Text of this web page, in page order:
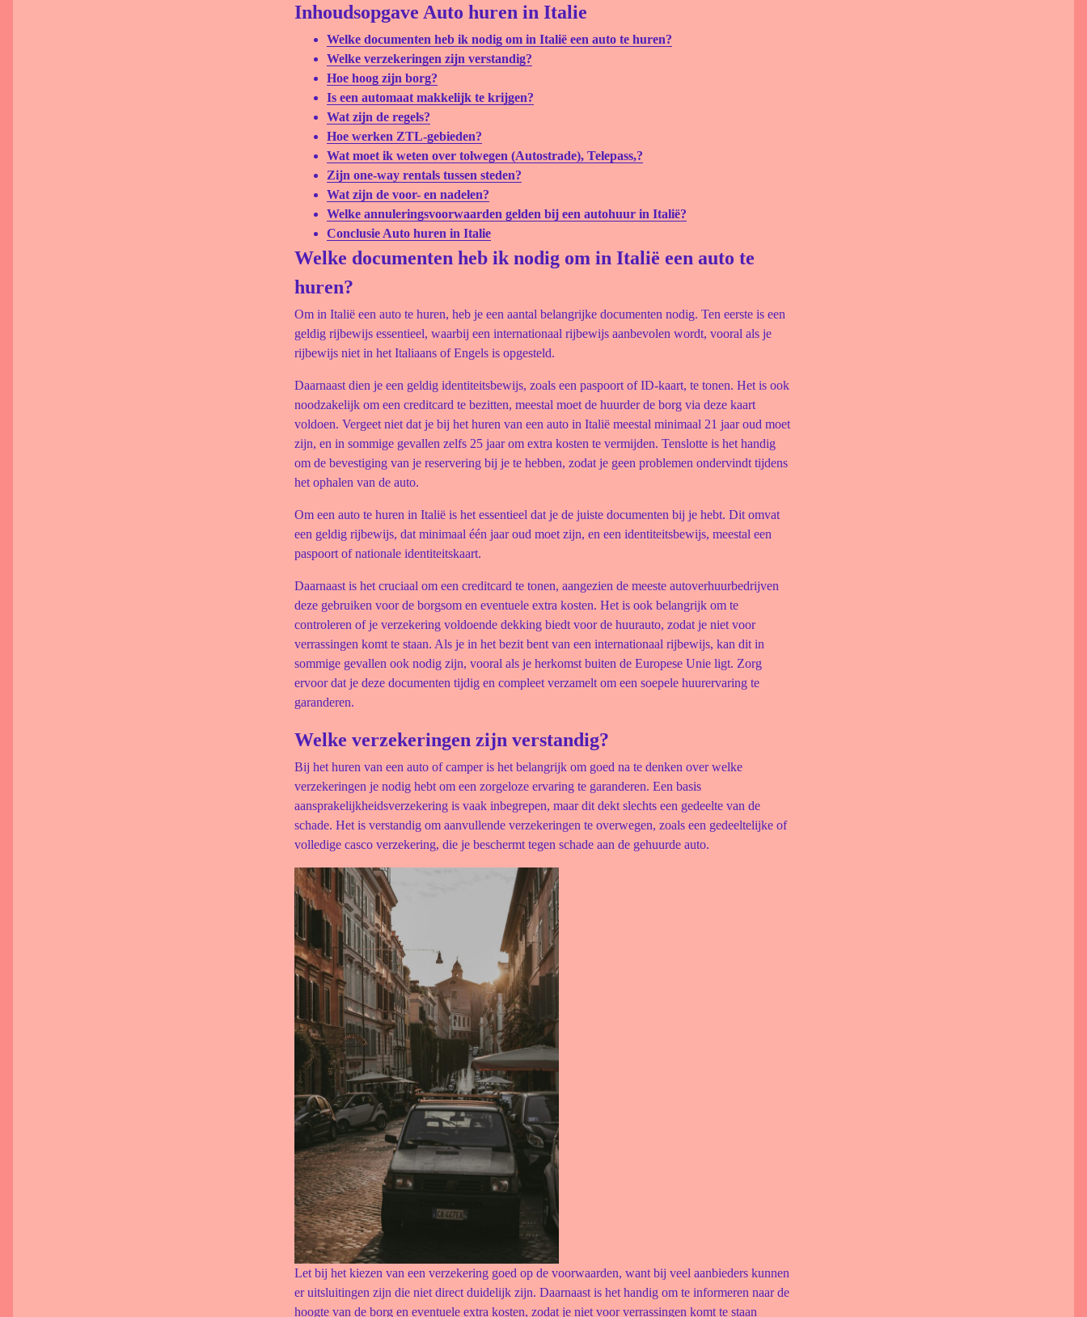
Inhoudsopgave Auto huren in Italie
Welke documenten heb ik nodig om in Italië een auto te huren?
Welke verzekeringen zijn verstandig?
Hoe hoog zijn borg?
Is een automaat makkelijk te krijgen?
Wat zijn de regels?
Hoe werken ZTL-gebieden?
Wat moet ik weten over tolwegen (Autostrade), Telepass,?
Zijn one-way rentals tussen steden?
Wat zijn de voor- en nadelen?
Welke annuleringsvoorwaarden gelden bij een autohuur in Italië?
Conclusie Auto huren in Italie
Welke documenten heb ik nodig om in Italië een auto te
huren?
Om in Italië een auto te huren, heb je een aantal belangrijke documenten nodig. Ten eerste is een
geldig rijbewijs essentieel, waarbij een internationaal rijbewijs aanbevolen wordt, vooral als je
rijbewijs niet in het Italiaans of Engels is opgesteld.
Daarnaast dien je een geldig identiteitsbewijs, zoals een paspoort of ID-kaart, te tonen. Het is ook
noodzakelijk om een creditcard te bezitten, meestal moet de huurder de borg via deze kaart
voldoen. Vergeet niet dat je bij het huren van een auto in Italië meestal minimaal 21 jaar oud moet
zijn, en in sommige gevallen zelfs 25 jaar om extra kosten te vermijden. Tenslotte is het handig
om de bevestiging van je reservering bij je te hebben, zodat je geen problemen ondervindt tijdens
het ophalen van de auto.
Om een auto te huren in Italië is het essentieel dat je de juiste documenten bij je hebt. Dit omvat
een geldig rijbewijs, dat minimaal één jaar oud moet zijn, en een identiteitsbewijs, meestal een
paspoort of nationale identiteitskaart.
Daarnaast is het cruciaal om een creditcard te tonen, aangezien de meeste autoverhuurbedrijven
deze gebruiken voor de borgsom en eventuele extra kosten. Het is ook belangrijk om te
controleren of je verzekering voldoende dekking biedt voor de huurauto, zodat je niet voor
verrassingen komt te staan. Als je in het bezit bent van een internationaal rijbewijs, kan dit in
sommige gevallen ook nodig zijn, vooral als je herkomst buiten de Europese Unie ligt. Zorg
ervoor dat je deze documenten tijdig en compleet verzamelt om een soepele huurervaring te
garanderen.
Welke verzekeringen zijn verstandig?
Bij het huren van een auto of camper is het belangrijk om goed na te denken over welke
verzekeringen je nodig hebt om een zorgeloze ervaring te garanderen. Een basis
aansprakelijkheidsverzekering is vaak inbegrepen, maar dit dekt slechts een gedeelte van de
schade. Het is verstandig om aanvullende verzekeringen te overwegen, zoals een gedeeltelijke of
volledige casco verzekering, die je beschermt tegen schade aan de gehuurde auto.
Let bij het kiezen van een verzekering goed op de voorwaarden, want bij veel aanbieders kunnen
er uitsluitingen zijn die niet direct duidelijk zijn. Daarnaast is het handig om te informeren naar de
hoogte van de borg en eventuele extra kosten, zodat je niet voor verrassingen komt te staan